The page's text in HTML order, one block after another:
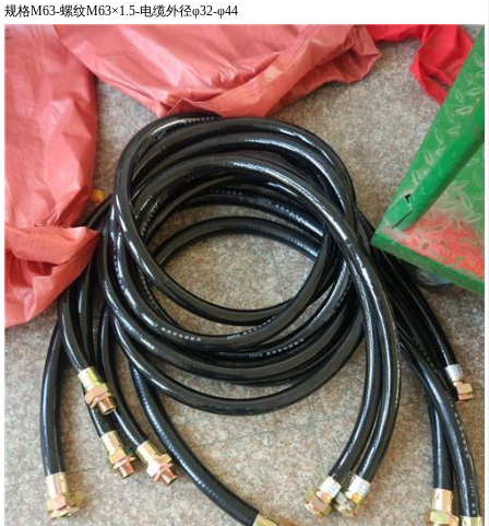
规格M63-螺纹M63×1.5-电缆外径φ32-φ44